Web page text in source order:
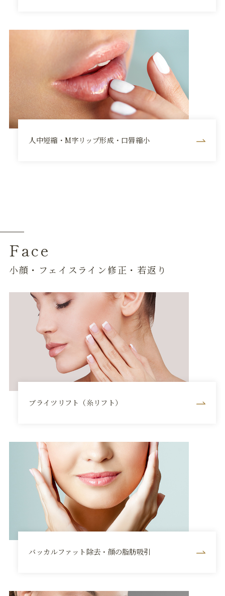
人中短縮・M字リップ形成・口唇縮小
Face
小顔・フェイスライン修正・若返り
ブライツリフト（糸リフト）
バッカルファット除去・顔の脂肪吸引